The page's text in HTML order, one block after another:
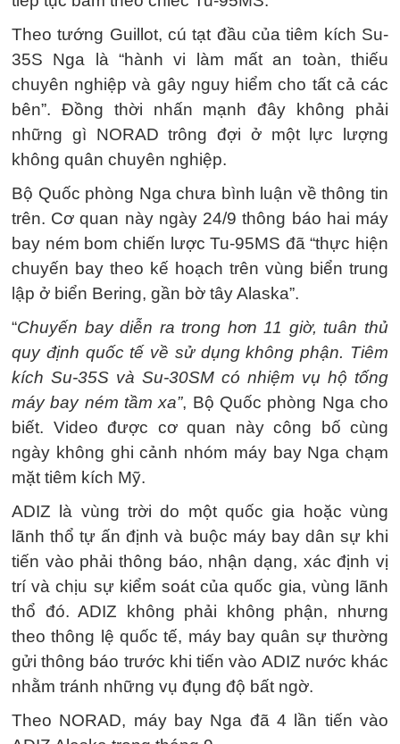
Theo tướng Guillot, cú tạt đầu của tiêm kích Su-
35S Nga là “hành vi làm mất an toàn, thiếu
chuyên nghiệp và gây nguy hiểm cho tất cả các
bên”. Đồng thời nhấn mạnh đây không phải
những gì NORAD trông đợi ở một lực lượng
không quân chuyên nghiệp.
Bộ Quốc phòng Nga chưa bình luận về thông tin
trên. Cơ quan này ngày 24/9 thông báo hai máy
bay ném bom chiến lược Tu-95MS đã “thực hiện
chuyến bay theo kế hoạch trên vùng biển trung
lập ở biển Bering, gần bờ tây Alaska”.
“Chuyến bay diễn ra trong hơn 11 giờ, tuân thủ
quy định quốc tế về sử dụng không phận. Tiêm
kích Su-35S và Su-30SM có nhiệm vụ hộ tống
máy bay ném tầm xa”, Bộ Quốc phòng Nga cho
biết. Video được cơ quan này công bố cùng
ngày không ghi cảnh nhóm máy bay Nga chạm
mặt tiêm kích Mỹ.
ADIZ là vùng trời do một quốc gia hoặc vùng
lãnh thổ tự ấn định và buộc máy bay dân sự khi
tiến vào phải thông báo, nhận dạng, xác định vị
trí và chịu sự kiểm soát của quốc gia, vùng lãnh
thổ đó. ADIZ không phải không phận, nhưng
theo thông lệ quốc tế, máy bay quân sự thường
gửi thông báo trước khi tiến vào ADIZ nước khác
nhằm tránh những vụ đụng độ bất ngờ.
Theo NORAD, máy bay Nga đã 4 lần tiến vào